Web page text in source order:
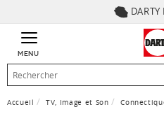
DARTY
MENU
Accueil TV, Image et Son